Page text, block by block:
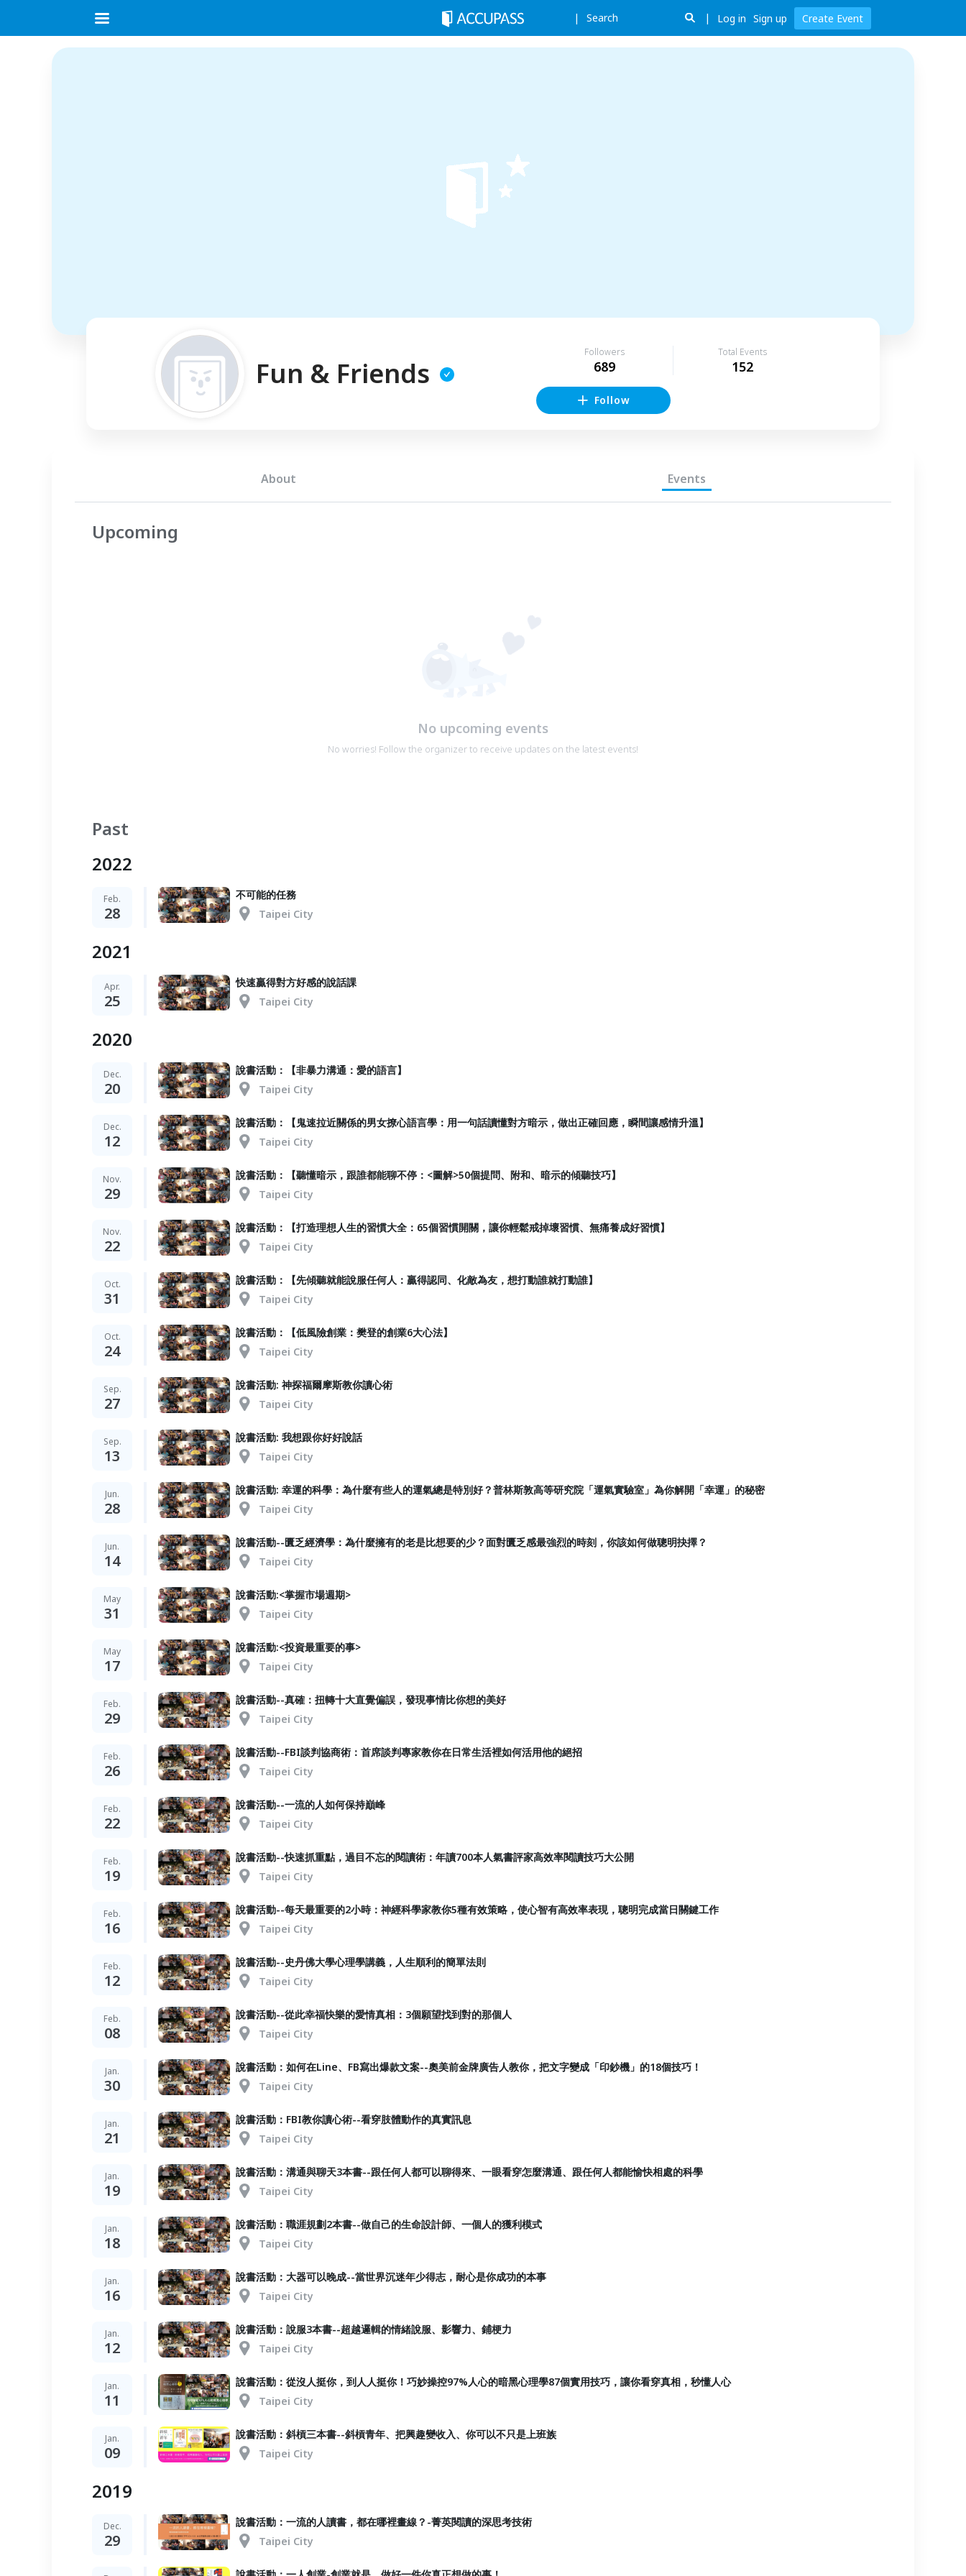
Search Log in Sign up Create Event
Fun & Friends
Followers
689
Total Events
152
Follow
About Events
Upcoming
No upcoming events
No worries! Follow the organizer to receive updates on the latest events!
Past
2022
Feb.
28
不可能的任務
Taipei City
2021
Apr.
25
快速贏得對方好感的說話課
Taipei City
2020
Dec.
20
說書活動：【非暴力溝通：愛的語言】
Taipei City
Dec.
12
說書活動：【鬼速拉近關係的男女撩心語言學：用一句話讀懂對方暗示，做出正確回應，瞬間讓感情升溫】
Taipei City
Nov.
29
說書活動：【聽懂暗示，跟誰都能聊不停：<圖解>50個提問、附和、暗示的傾聽技巧】
Taipei City
Nov.
22
說書活動：【打造理想人生的習慣大全：65個習慣開關，讓你輕鬆戒掉壞習慣、無痛養成好習慣】
Taipei City
Oct.
31
說書活動：【先傾聽就能說服任何人：贏得認同、化敵為友，想打動誰就打動誰】
Taipei City
Oct.
24
說書活動：【低風險創業：樊登的創業6大心法】
Taipei City
Sep.
27
說書活動: 神探福爾摩斯教你讀心術
Taipei City
Sep.
13
說書活動: 我想跟你好好說話
Taipei City
Jun.
28
說書活動: 幸運的科學：為什麼有些人的運氣總是特別好？普林斯敦高等研究院「運氣實驗室」為你解開「幸運」的秘密
Taipei City
Jun.
14
說書活動--匱乏經濟學：為什麼擁有的老是比想要的少？面對匱乏感最強烈的時刻，你該如何做聰明抉擇？
Taipei City
May
31
說書活動:<掌握市場週期>
Taipei City
May
17
說書活動:<投資最重要的事>
Taipei City
Feb.
29
說書活動--真確：扭轉十大直覺偏誤，發現事情比你想的美好
Taipei City
Feb.
26
說書活動--FBI談判協商術：首席談判專家教你在日常生活裡如何活用他的絕招
Taipei City
Feb.
22
說書活動--一流的人如何保持巔峰
Taipei City
Feb.
19
說書活動--快速抓重點，過目不忘的閱讀術：年讀700本人氣書評家高效率閱讀技巧大公開
Taipei City
Feb.
16
說書活動--每天最重要的2小時：神經科學家教你5種有效策略，使心智有高效率表現，聰明完成當日關鍵工作
Taipei City
Feb.
12
說書活動--史丹佛大學心理學講義，人生順利的簡單法則
Taipei City
Feb.
08
說書活動--從此幸福快樂的愛情真相：3個願望找到對的那個人
Taipei City
Jan.
30
說書活動：如何在Line、FB寫出爆款文案--奧美前金牌廣告人教你，把文字變成「印鈔機」的18個技巧！
Taipei City
Jan.
21
說書活動：FBI教你讀心術--看穿肢體動作的真實訊息
Taipei City
Jan.
19
說書活動：溝通與聊天3本書--跟任何人都可以聊得來、一眼看穿怎麼溝通、跟任何人都能愉快相處的科學
Taipei City
Jan.
18
說書活動：職涯規劃2本書--做自己的生命設計師、一個人的獲利模式
Taipei City
Jan.
16
說書活動：大器可以晚成--當世界沉迷年少得志，耐心是你成功的本事
Taipei City
Jan.
12
說書活動：說服3本書--超越邏輯的情緒說服、影響力、鋪梗力
Taipei City
Jan.
11
說書活動：從沒人挺你，到人人挺你！巧妙操控97%人心的暗黑心理學87個實用技巧，讓你看穿真相，秒懂人心
Taipei City
Jan.
09
說書活動：斜槓三本書--斜槓青年、把興趣變收入、你可以不只是上班族
Taipei City
2019
Dec.
29
說書活動：一流的人讀書，都在哪裡畫線？-菁英閱讀的深思考技術
Taipei City